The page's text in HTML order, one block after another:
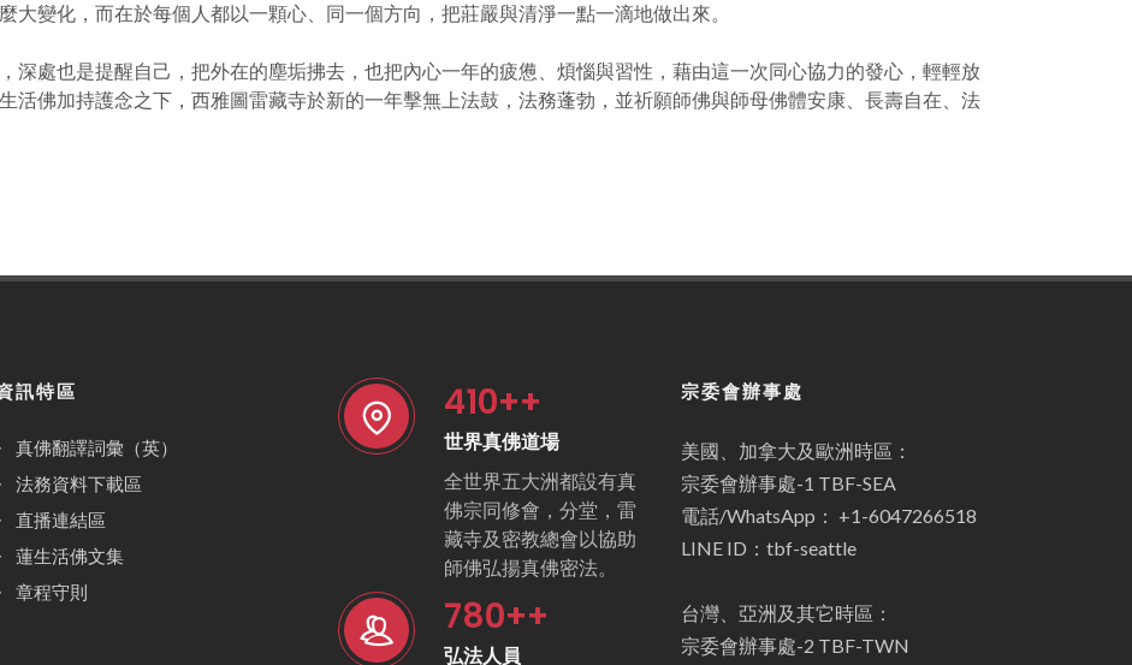
大變化，而在於每個人都以一顆心、同一個方向，把莊嚴與清淨一點一滴地做出來。
深處也是提醒自己，把外在的塵垢拂去，也把內心一年的疲憊、煩惱與習性，藉由這一次同心協力的發心，輕輕放
活佛加持護念之下，西雅圖雷藏寺於新的一年擊無上法鼓，法務蓬勃，並祈願師佛與師母佛體安康、長壽自在、法
訊特區
真佛翻譯詞彙（英）
法務資料下載區
直播連結區
蓮生活佛文集
章程守則
410++
世界真佛道場
全世界五大洲都設有真
佛宗同修會，分堂，雷
藏寺及密教總會以協助
師佛弘揚真佛密法。
780++
弘法人員
宗委會辦事處
美國、加拿大及歐洲時區：
宗委會辦事處-1 TBF-SEA
電話/WhatsApp： +1-6047266518
LINE ID：tbf-seattle
台灣、亞洲及其它時區：
宗委會辦事處-2 TBF-TWN